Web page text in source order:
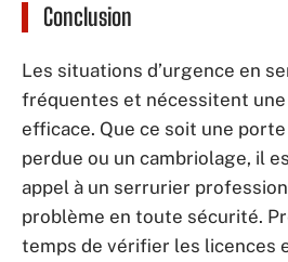
Conclusion
Les situations d’urgence en
fréquentes et nécessitent
efficace. Que ce soit une
perdue ou un cambriolage, il
appel à un serrurier
problème en toute sécurité.
temps de vérifier les licences